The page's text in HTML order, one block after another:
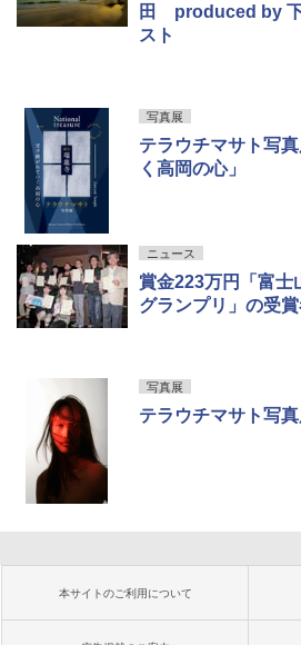
田 produced by 下
スト
写真展
テラウチマサト写
く高岡の心」
ニュース
賞金223万円「富士
グランプリ」の受
写真展
テラウチマサト写真
本サイトのご利用について